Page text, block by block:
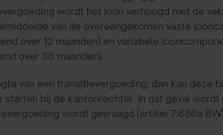
wordt het loon verhoogd met de
van de overeengekomen vaste
over 12 maanden) en variabele
over 36 maanden).
van een transitievergoeding, dan kan deze
bij de kantonrechter. In dat geval
wordt gevraagd (artikel 7:686a